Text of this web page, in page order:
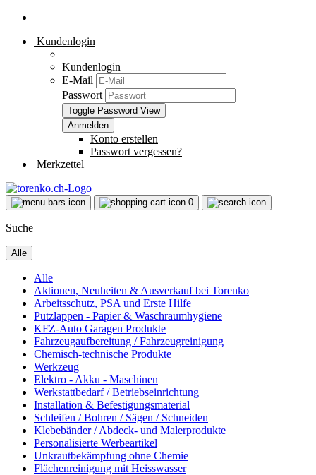
Kundenlogin
Kundenlogin
E-Mail
Passwort
Toggle Password View
Konto erstellen
Passwort vergessen?
Merkzettel
0
Suche
Alle
Alle
Aktionen, Neuheiten & Ausverkauf bei Torenko
Arbeitsschutz, PSA und Erste Hilfe
Putzlappen - Papier & Waschraumhygiene
KFZ-Auto Garagen Produkte
Fahrzeugaufbereitung / Fahrzeugreinigung
Chemisch-technische Produkte
Werkzeug
Elektro - Akku - Maschinen
Werkstattbedarf / Betriebseinrichtung
Installation & Befestigungsmaterial
Schleifen / Bohren / Sägen / Schneiden
Klebebänder / Abdeck- und Malerprodukte
Personalisierte Werbeartikel
Unkrautbekämpfung ohne Chemie
Flächenreinigung mit Heisswasser